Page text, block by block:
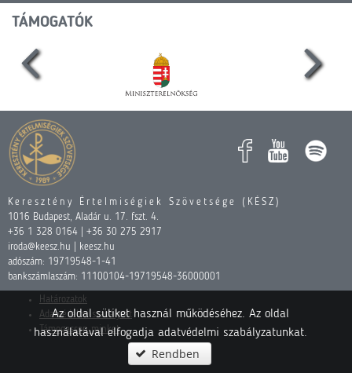
TÁMOGATÓK
Keresztény Értelmiségiek Szövetsége (KÉSZ)
1016 Budapest, Aladár u. 17. fszt. 4.
+36 1 328 0164 | +36 30 275 2917
iroda@keesz.hu | keesz.hu
adószám: 19719548-1-41
bankszámlaszám: 11100104-19719548-36000001
Határozatok
Adatvédelmi szabályzat
Támogasson minket
Az oldal sütiket használ működéséhez. Az oldal
használatával elfogadja adatvédelmi szabályzatunkat.
Rendben